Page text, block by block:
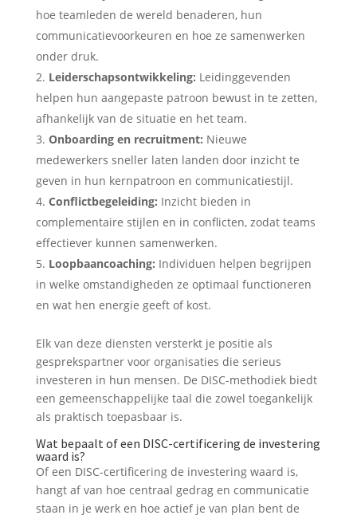
hoe teamleden de wereld benaderen, hun
communicatievoorkeuren en hoe ze samenwerken
onder druk.
Leiderschapsontwikkeling: Leidinggevenden
helpen hun aangepaste patroon bewust in te zetten,
afhankelijk van de situatie en het team.
Onboarding en recruitment: Nieuwe
medewerkers sneller laten landen door inzicht te
geven in hun kernpatroon en communicatiestijl.
Conflictbegeleiding: Inzicht bieden in
complementaire stijlen en in conflicten, zodat teams
effectiever kunnen samenwerken.
Loopbaancoaching: Individuen helpen begrijpen
in welke omstandigheden ze optimaal functioneren
en wat hen energie geeft of kost.
Elk van deze diensten versterkt je positie als
gesprekspartner voor organisaties die serieus
investeren in hun mensen. De DISC-methodiek biedt
een gemeenschappelijke taal die zowel toegankelijk
als praktisch toepasbaar is.
Wat bepaalt of een DISC-certificering de investering
waard is?
Of een DISC-certificering de investering waard is,
hangt af van hoe centraal gedrag en communicatie
staan in je werk en hoe actief je van plan bent de